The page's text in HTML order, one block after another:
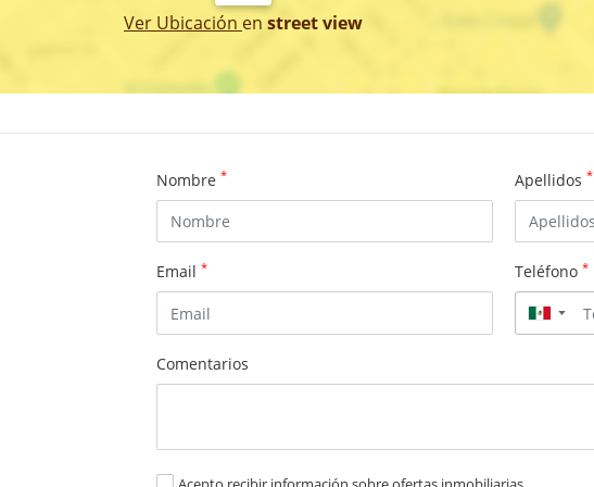
Ver Ubicación en street view
Nombre * Apellidos *
Email * Teléfono *
▼
Comentarios